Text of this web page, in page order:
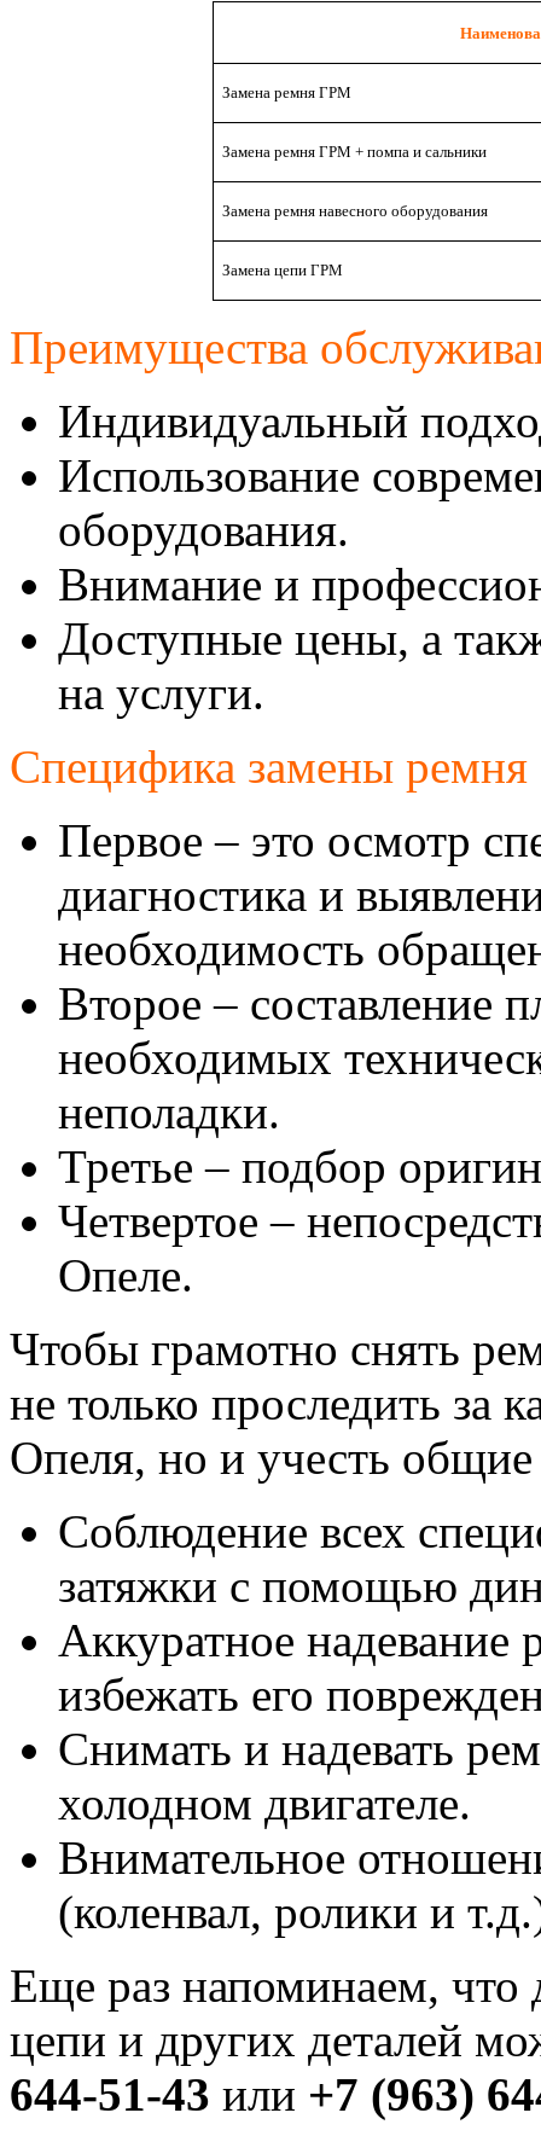
Замена ремня ГРМ
Замена ремня ГРМ + помпа и сальники
Замена ремня навесного оборудования
Замена цепи ГРМ
Преимущества
Индивидуальный
Использование
оборудования.
Внимание и
Доступные цены, а
на услуги.
Специфика замены
Первое – это осмотр
диагностика и
необходимость
Второе – составление
необходимых
неполадки.
Третье – подбор
Четвертое –
Опеле.
Чтобы грамотно снять
не только проследить за
Опеля, но и учесть
Соблюдение всех
затяжки с помощью
Аккуратное
избежать его
Снимать и надевать
холодном двигателе.
Внимательное
(коленвал, ролики и
Еще раз напоминаем, что
цепи и других деталей
644-51-43 или +7 (963)